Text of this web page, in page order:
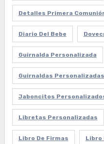
Detalles Primera
Diario Del Bebe
Guirnalda Personalizada
Guirnaldas Personalizadas
Jaboncitos
Libretas Personalizadas
Libro De Firmas Libro